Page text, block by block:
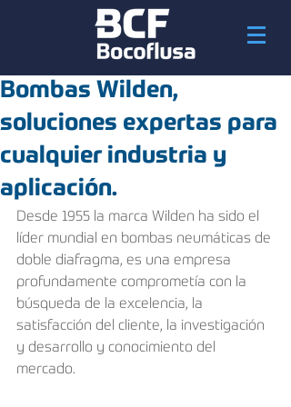
Bombas Wilden,
soluciones expertas para
cualquier industria y
aplicación.
Desde 1955 la marca Wilden ha sido el
líder mundial en bombas neumáticas de
doble diafragma, es una empresa
profundamente comprometía con la
búsqueda de la excelencia, la
satisfacción del cliente, la investigación
y desarrollo y conocimiento del
mercado.